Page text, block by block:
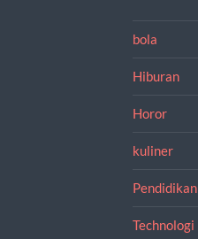
bola
Hiburan
Horor
kuliner
Pendidikan
Technologi